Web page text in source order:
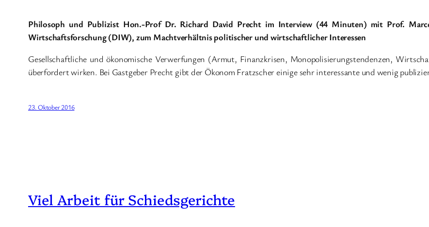
Philosoph und Publizist Hon.-Prof Dr. Richard David Precht im Interview (44 Minuten) mit Prof.
Wirtschaftsforschung (DIW), zum Machtverhältnis politischer und wirtschaftlicher Interessen
Gesellschaftliche und ökonomische Verwerfungen (Armut, Finanzkrisen, Monopolisierungstendenzen,
überfordert wirken. Bei Gastgeber Precht gibt der Ökonom Fratzscher einige sehr interessante und wenig
23. Oktober 2016
Viel Arbeit für Schiedsgerichte